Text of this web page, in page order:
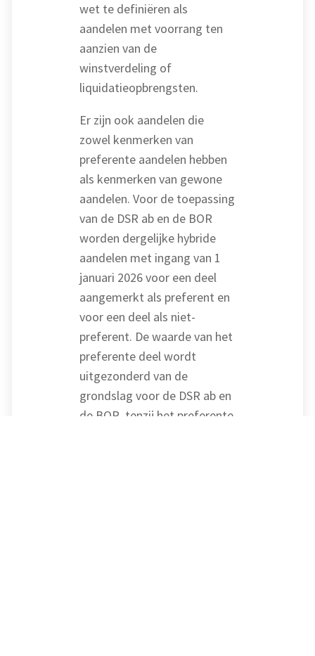
wet te definiëren als
aandelen met voorrang ten
aanzien van de
winstverdeling of
liquidatieopbrengsten.
Er zijn ook aandelen die
zowel kenmerken van
preferente aandelen hebben
als kenmerken van gewone
aandelen. Voor de toepassing
van de DSR ab en de BOR
worden dergelijke hybride
aandelen met ingang van 1
januari 2026 voor een deel
aangemerkt als preferent en
voor een deel als niet-
preferent. De waarde van het
preferente deel wordt
uitgezonderd van de
grondslag voor de DSR ab en
de BOR, tenzij het preferente